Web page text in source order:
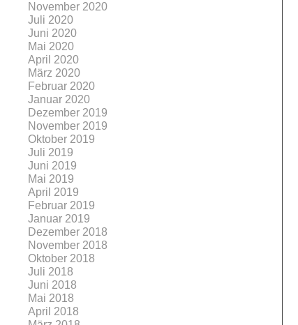
November 2020
Juli 2020
Juni 2020
Mai 2020
April 2020
März 2020
Februar 2020
Januar 2020
Dezember 2019
November 2019
Oktober 2019
Juli 2019
Juni 2019
Mai 2019
April 2019
Februar 2019
Januar 2019
Dezember 2018
November 2018
Oktober 2018
Juli 2018
Juni 2018
Mai 2018
April 2018